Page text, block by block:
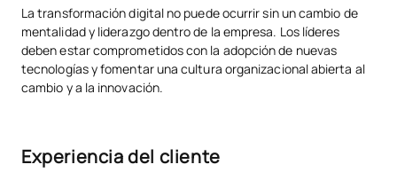
La transformación digital no puede ocurrir sin un cambio de
mentalidad y liderazgo dentro de la empresa. Los líderes
deben estar comprometidos con la adopción de nuevas
tecnologías y fomentar una cultura organizacional abierta al
cambio y a la innovación.
Experiencia del cliente